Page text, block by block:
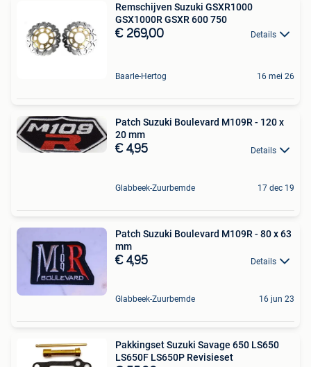
Remschijven Suzuki GSXR1000
GSX1000R GSXR 600 750
€ 269,00 Details
Baarle-Hertog 16 mei 26
Patch Suzuki Boulevard M109R - 120 x
20 mm
€ 4,95 Details
Glabbeek-Zuurbemde 17 dec 19
Patch Suzuki Boulevard M109R - 80 x 63
mm
€ 4,95 Details
Glabbeek-Zuurbemde 16 jun 23
Pakkingset Suzuki Savage 650 LS650
LS650F LS650P Revisieset